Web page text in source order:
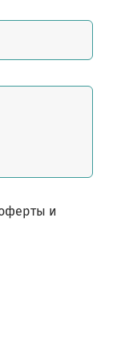
и